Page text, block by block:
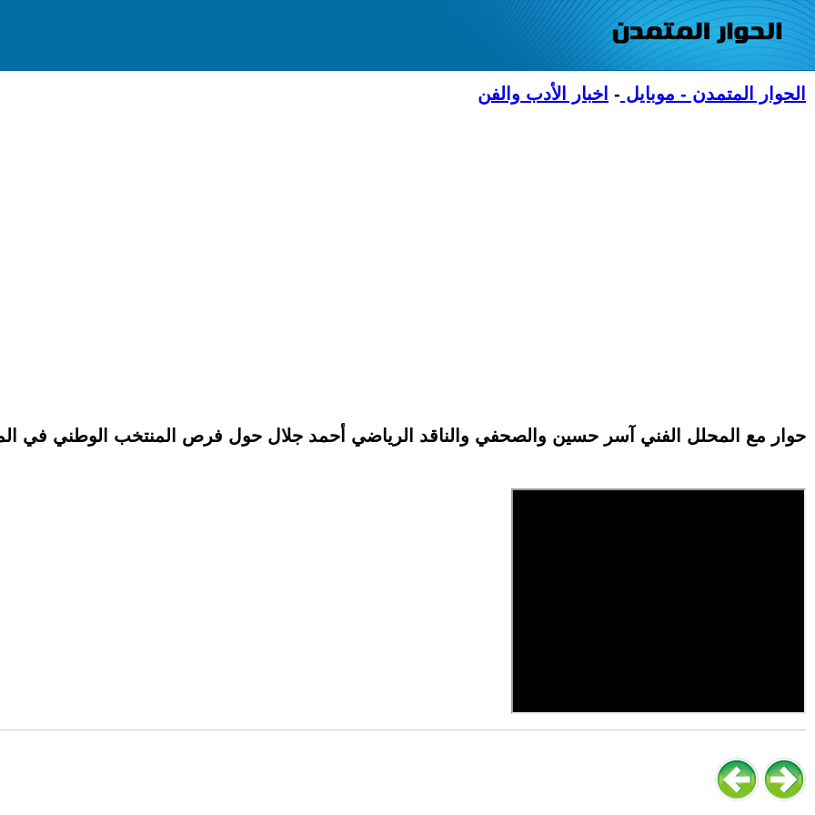
الحوار المتمدن - موبايل - اخبار الأدب والفن
حوار مع المحلل الفني آسر حسين والصحفي والناقد الرياضي أحمد جلال حول فرص المنتخب الوطني في